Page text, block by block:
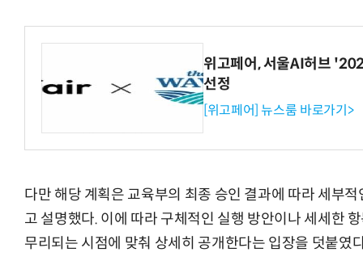
위고페어, 서울AI허브
선정
[위고페어] 뉴스룸 바로가기>
다만 해당 계획은 교육부의 최종 승인 결과에 따라 세부
고 설명했다. 이에 따라 구체적인 실행 방안이나 세세한
무리되는 시점에 맞춰 상세히 공개한다는 입장을 덧붙였